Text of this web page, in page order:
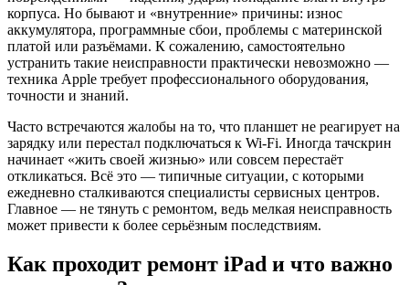
корпуса. Но бывают и «внутренние» причины: износ
аккумулятора, программные сбои, проблемы с материнской
платой или разъёмами. К сожалению, самостоятельно
устранить такие неисправности практически невозможно —
техника Apple требует профессионального оборудования,
точности и знаний.
Часто встречаются жалобы на то, что планшет не реагирует на
зарядку или перестал подключаться к Wi-Fi. Иногда тачскрин
начинает «жить своей жизнью» или совсем перестаёт
откликаться. Всё это — типичные ситуации, с которыми
ежедневно сталкиваются специалисты сервисных центров.
Главное — не тянуть с ремонтом, ведь мелкая неисправность
может привести к более серьёзным последствиям.
Как проходит ремонт iPad и что важно